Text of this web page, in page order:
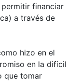
financiar
a través de
hizo en el
en la difícil
que tomar